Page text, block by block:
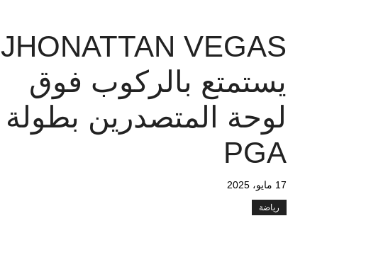
JHONATTAN VEGAS
يستمتع بالركوب فوق
لوحة المتصدرين بطولة
PGA
17 مايو، 2025
رياضة